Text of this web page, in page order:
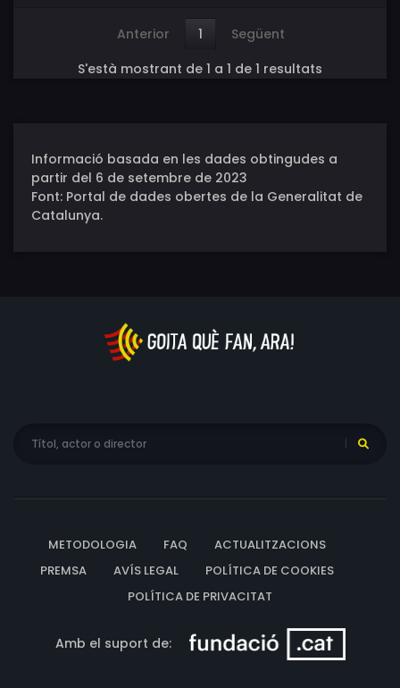
Anterior 1
Següent
S'està mostrant de 1 a 1 de 1 resultats
Informació basada en les dades obtingudes a
partir del 6 de setembre de 2023
Font: Portal de dades obertes de la Generalitat de
Catalunya.
METODOLOGIA FAQ
ACTUALITZACIONS
PREMSA
AVÍS LEGAL
POLÍTICA DE COOKIES
POLÍTICA DE PRIVACITAT
Amb el suport de: